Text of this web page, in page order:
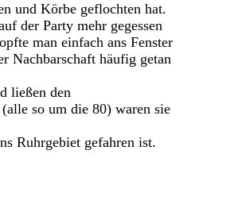
und Körbe geflochten hat.
der Party mehr gegessen
man einfach ans Fenster
Nachbarschaft häufig getan
ließen den
so um die 80) waren sie
Ruhrgebiet gefahren ist.